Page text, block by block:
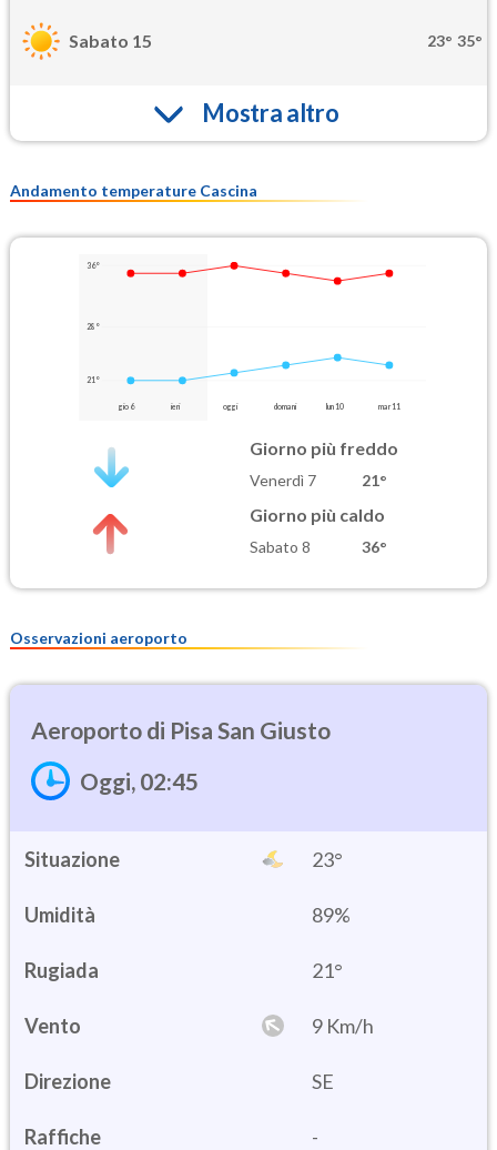
Sabato 15 23° 35°
Mostra altro
Andamento temperature Cascina
36°
28°
21°
gio 6 ieri oggi domani lun 10 mar 11
Giorno più freddo
Venerdì 7 21°
Giorno più caldo
Sabato 8 36°
Osservazioni aeroporto
Pisa San Giusto
Oggi, 02:45
Situazione 23°
Umidità 89%
21°
Vento 9 Km/h
Direzione SE
Raffiche -